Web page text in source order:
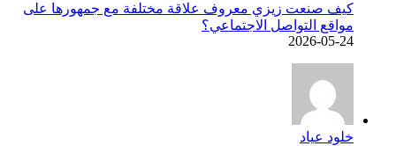
كيف صنعت زيزي معروف علاقة مختلفة مع جمهورها على
مواقع التواصل الاجتماعي؟
2026-05-24
خلود عياد